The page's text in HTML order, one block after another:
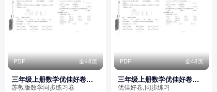
PDF 全48页
三年级上册数学优佳好卷
（苏教版）
苏教版数学同步练习卷
PDF 全48页
三年级上册数学优佳好卷
（苏教版）
优佳好卷,同步练习